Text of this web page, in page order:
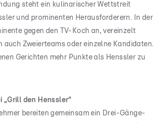
steht ein kulinarischer Wettstreit
und prominenten Herausforderern. In der
gegen den TV-Koch an, vereinzelt
auch Zweierteams oder einzelne Kandidaten.
Gerichten mehr Punkte als Henssler zu
„Grill den Henssler“
bereiten gemeinsam ein Drei-Gänge-